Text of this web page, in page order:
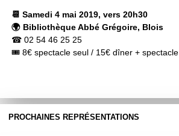
📆 Samedi 4 mai 2019, vers 20h30
🌍 Bibliothèque Abbé Grégoire, Blois
☎ 02 54 46 25 25
🎟 8€ spectacle seul / 15€ dîner + spectacle
PROCHAINES REPRÉSENTATIONS